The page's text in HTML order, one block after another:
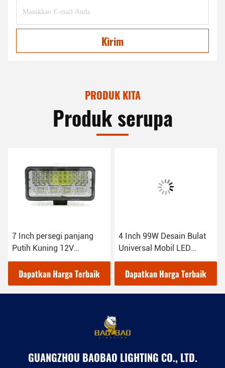
Kirim
PRODUK KITA
Produk serupa
7 Inch persegi panjang
Putih Kuning 12V
Universal Mobil Cahaya
Kerja
Dapatkan Harga Terbaik
4 Inch 99W Desain Bulat
Universal Mobil LED
Lampu Kerja Untuk Truk
Dapatkan Harga Terbaik
GUANGZHOU BAOBAO LIGHTING CO., LTD.